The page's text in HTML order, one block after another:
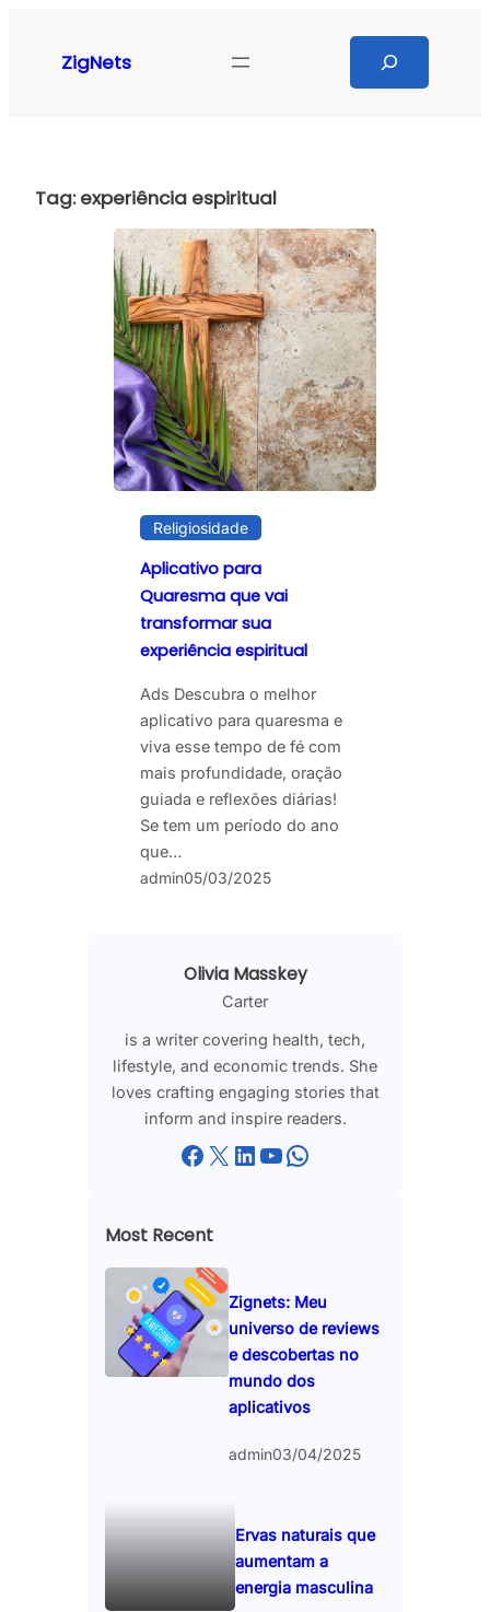
ZigNets
Tag:experiência espiritual
Religiosidade
Aplicativo para
Quaresma que vai
transformar sua
experiência espiritual
Ads Descubra o melhor
aplicativo para quaresma e
viva esse tempo de fé com
mais profundidade, oração
guiada e reflexões diárias!
Se tem um período do ano
que…
admin05/03/2025
Olivia Masskey
Carter
is a writer covering health, tech,
lifestyle, and economic trends. She
loves crafting engaging stories that
inform and inspire readers.
Facebook X LinkedIn YouTube WhatsApp
Most Recent
Zignets: Meu
universo de reviews
e descobertas no
mundo dos
aplicativos
admin03/04/2025
Ervas naturais que
aumentam a
energia masculina